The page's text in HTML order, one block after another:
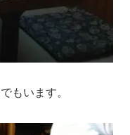
もいます。